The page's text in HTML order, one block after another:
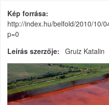
Kép forrása
http://index.hu/belfold/2010/10/
p=0
Leírás szerzője
Gruiz Katalin